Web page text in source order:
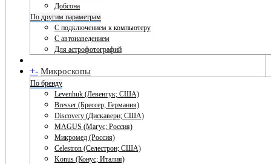
Добсона
По другим параметрам
С подключением к компьютеру
С автонаведением
Для астрофотографий
+- Микроскопы
По бренду
Levenhuk (Левенгук; США)
Bresser (Брессер; Германия)
Discovery (Дискавери; США)
MAGUS (Магус; Россия)
Микромед (Россия)
Celestron (Селестрон; США)
Konus (Конус; Италия)